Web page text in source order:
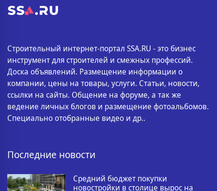
Строительный интернет-портал SSA.RU - это бизнес
инструмент для строителей и смежных профессий.
Доска объявлений. Размещение информации о
компании, цены на товары, услуги. Статьи, новости,
ссылки на сайты. Общение на форуме, а так же
ведение личных блогов и размещение фотоальбомов.
Специально отобранные видео и др..
Последние новости
Средний бюджет покупки
новостройки в столице вырос на